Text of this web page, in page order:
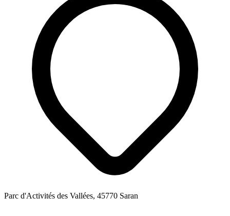
Parc d'Activités des Vallées, 45770 Saran